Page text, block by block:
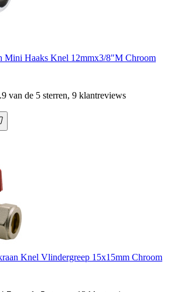
Mini Haaks Knel 12mmx3/8"M Chroom
van de 5 sterren, 9 klantreviews
Knel Vlindergreep 15x15mm Chroom